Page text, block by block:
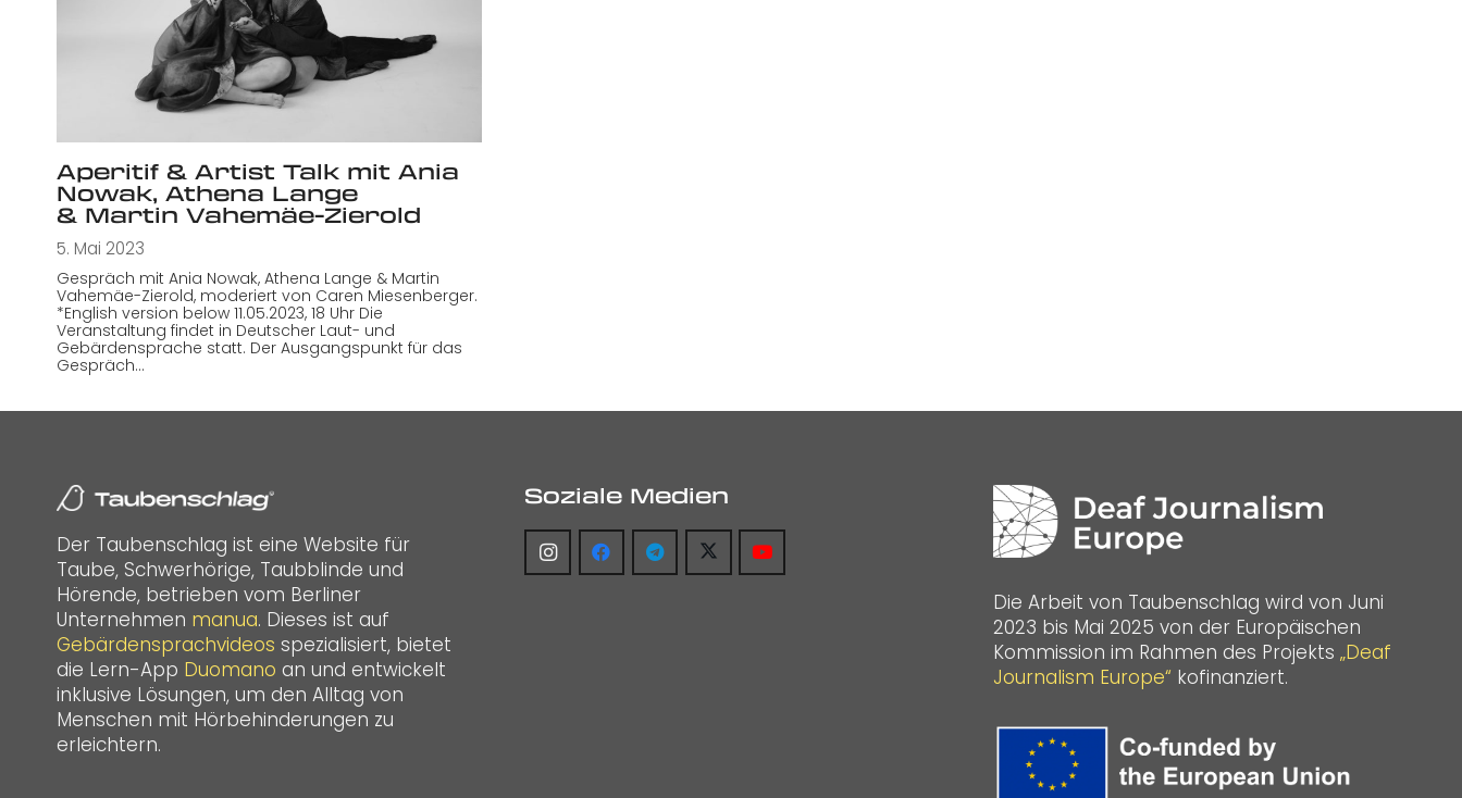
Aperitif & Artist Talk mit Ania
Nowak, Athena Lange
& Martin Vahemäe-Zierold
5. Mai 2023
Gespräch mit Ania Nowak, Athena Lange & Martin
Vahemäe-Zierold, moderiert von Caren Miesenberger.
*English version below 11.05.2023, 18 Uhr Die
Veranstaltung findet in Deutscher Laut- und
Gebärdensprache statt. Der Ausgangspunkt für das
Gespräch…
Der Taubenschlag ist eine Website für
Taube, Schwerhörige, Taubblinde und
Hörende, betrieben vom Berliner
Unternehmen manua. Dieses ist auf
Gebärdensprachvideos spezialisiert, bietet
die Lern-App Duomano an und entwickelt
inklusive Lösungen, um den Alltag von
Menschen mit Hörbehinderungen zu
erleichtern.
Soziale Medien
Die Arbeit von Taubenschlag wird von Juni
2023 bis Mai 2025 von der Europäischen
Kommission im Rahmen des Projekts „Deaf
Journalism Europe“ kofinanziert.